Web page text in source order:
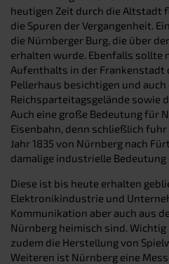
heutigen Zeit durch die Altstadt
die Spuren der Vergangenheit.
die Nürnberger Burg, die über
erhalten wurde. Ebenfalls sollte
Aufenthalts in der Frankenstadt
Pellerhaus besichtigen und auch
Reichsparteitagsgelände sowie
Auch eine große Bedeutung für
Eisenbahn, denn schließlich
Jahr 1835 von Nürnberg nach
damalige industrielle Bedeutung
Diese ist bis heute erhalten
Elektronikindustrie und
Kommunikation aber auch aus
Nürnberg heimisch sind.
zudem die Herstellung von
Weiteren ist Nürnberg eine